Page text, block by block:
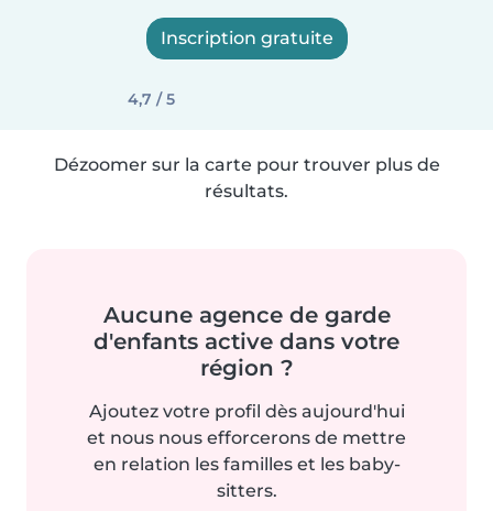
Inscription gratuite
4,7 / 5
Dézoomer sur la carte pour trouver plus de
résultats.
Aucune agence de garde
d'enfants active dans votre
région ?
Ajoutez votre profil dès aujourd'hui
et nous nous efforcerons de mettre
en relation les familles et les baby-
sitters.